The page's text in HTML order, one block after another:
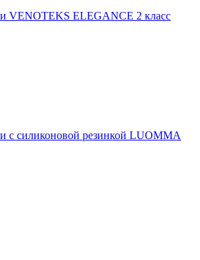
VENOTEKS ELEGANCE 2 класс
с силиконовой резинкой LUOMMA